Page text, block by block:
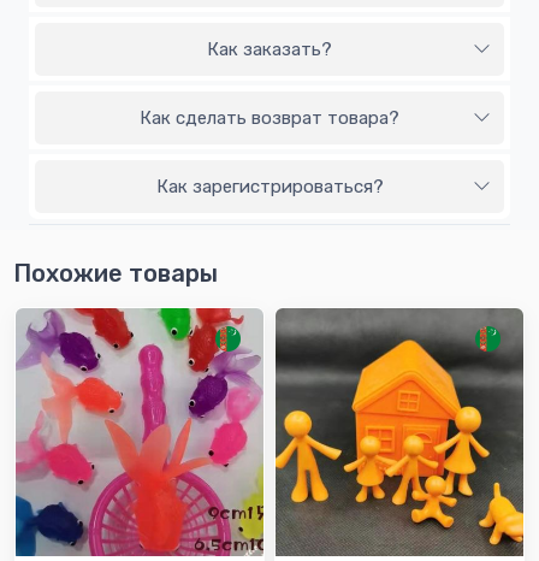
Как заказать?
Как сделать возврат товара?
Как зарегистрироваться?
Похожие товары